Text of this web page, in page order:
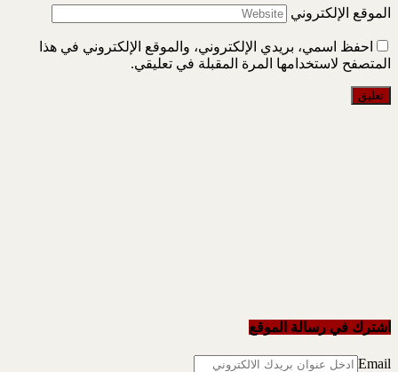
الموقع الإلكتروني
احفظ اسمي، بريدي الإلكتروني، والموقع الإلكتروني في هذا
المتصفح لاستخدامها المرة المقبلة في تعليقي.
اشترك في رسالة الموقع
Email